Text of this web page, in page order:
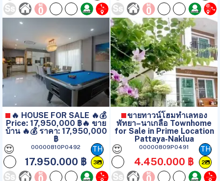
🔥 HOUSE FOR SALE 🔥💰
Price: 17,950,000 ฿🔥 ขาย
บ้าน 🔥💰 ราคา: 17,950,000
฿
😍 00000810P0492
17.950.000 ฿
TH
3
ขายทาวน์โฮมทำเลทอง
พัทยา–นาเกลือ Townhome
for Sale in Prime Location
Pattaya-Naklua
😍 00000809P0491
4.450.000 ฿
TH
2